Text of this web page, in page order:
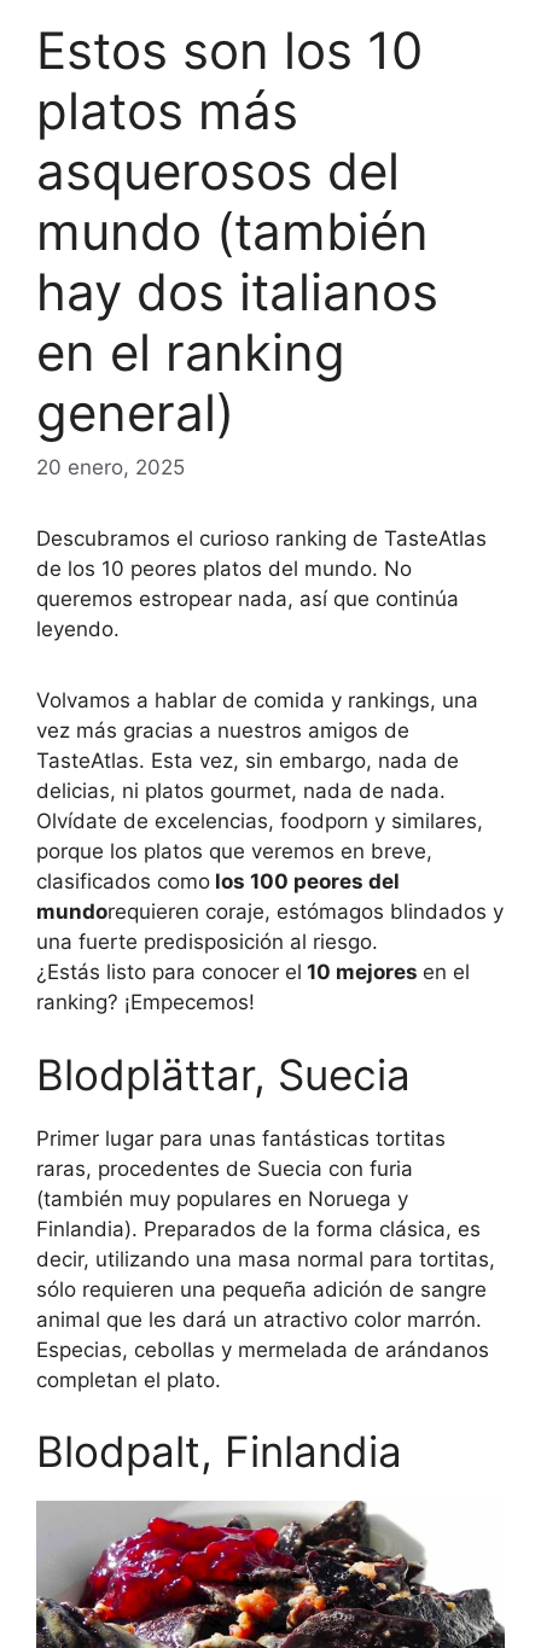
Estos son los 10
platos más
asquerosos del
mundo (también
hay dos italianos
en el ranking
general)
20 enero, 2025
Descubramos el curioso ranking de TasteAtlas
de los 10 peores platos del mundo. No
queremos estropear nada, así que continúa
leyendo.
Volvamos a hablar de comida y rankings, una
vez más gracias a nuestros amigos de
TasteAtlas. Esta vez, sin embargo, nada de
delicias, ni platos gourmet, nada de nada.
Olvídate de excelencias, foodporn y similares,
porque los platos que veremos en breve,
clasificados como los 100 peores del
mundorequieren coraje, estómagos blindados y
una fuerte predisposición al riesgo.
¿Estás listo para conocer el 10 mejores en el
ranking? ¡Empecemos!
Blodplättar, Suecia
Primer lugar para unas fantásticas tortitas
raras, procedentes de Suecia con furia
(también muy populares en Noruega y
Finlandia). Preparados de la forma clásica, es
decir, utilizando una masa normal para tortitas,
sólo requieren una pequeña adición de sangre
animal que les dará un atractivo color marrón.
Especias, cebollas y mermelada de arándanos
completan el plato.
Blodpalt, Finlandia